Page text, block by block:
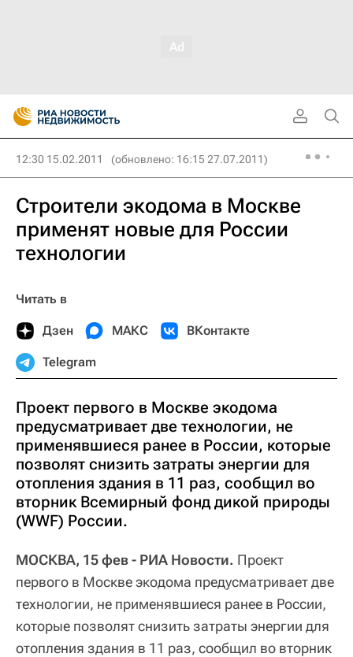
12:30 15.02.2011 (обновлено: 16:15 27.07.2011)
Строители экодома в Москве
применят новые для России
технологии
Читать в
Дзен МАКС ВКонтакте
Telegram
Проект первого в Москве экодома
предусматривает две технологии, не
применявшиеся ранее в России, которые
позволят снизить затраты энергии для
отопления здания в 11 раз, сообщил во
вторник Всемирный фонд дикой природы
(WWF) России.
МОСКВА, 15 фев - РИА Новости. Проект
первого в Москве экодома предусматривает две
технологии, не применявшиеся ранее в России,
которые позволят снизить затраты энергии для
отопления здания в 11 раз, сообщил во вторник